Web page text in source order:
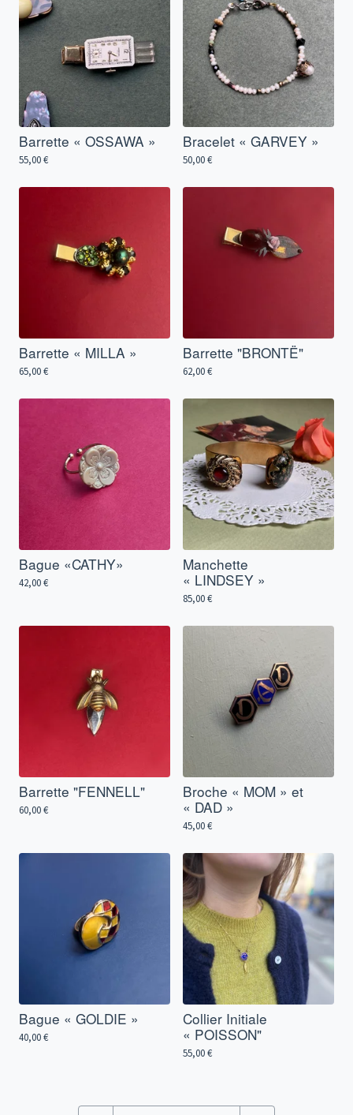
Barrette « OSSAWA »
55,00€
Bracelet « GARVEY »
50,00€
Barrette « MILLA »
65,00€
Barrette "BRONTË"
62,00€
Bague «CATHY»
42,00€
Manchette
« LINDSEY »
85,00€
Barrette "FENNELL"
60,00€
Broche « MOM » et
« DAD »
45,00€
Bague « GOLDIE »
40,00€
Collier Initiale
« POISSON"
55,00€